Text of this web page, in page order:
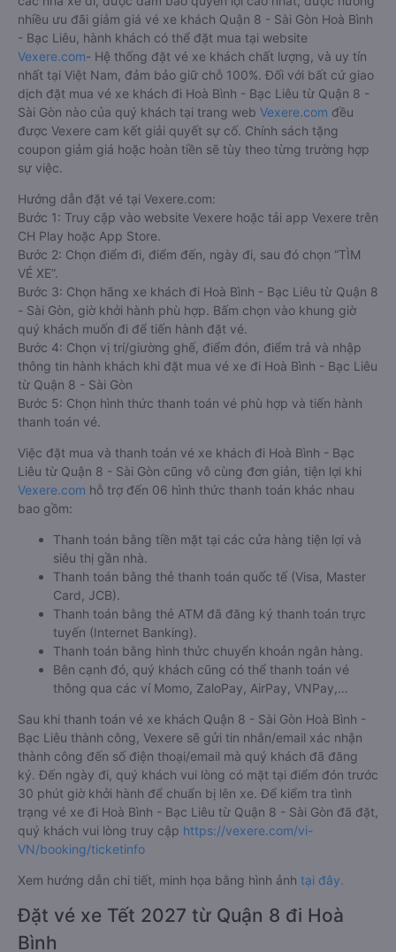
nhiều ưu đãi giảm giá vé xe khách Quận 8 - Sài Gòn Hoà Bình
- Bạc Liêu, hành khách có thể đặt mua tại website
Vexere.com- Hệ thống đặt vé xe khách chất lượng, và uy tín
nhất tại Việt Nam, đảm bảo giữ chỗ 100%. Đối với bất cứ giao
dịch đặt mua vé xe khách đi Hoà Bình - Bạc Liêu từ Quận 8 -
Sài Gòn nào của quý khách tại trang web Vexere.com đều
được Vexere cam kết giải quyết sự cố. Chính sách tặng
coupon giảm giá hoặc hoàn tiền sẽ tùy theo từng trường hợp
sự việc.
Hướng dẫn đặt vé tại Vexere.com:
Bước 1: Truy cập vào website Vexere hoặc tải app Vexere trên
CH Play hoặc App Store.
Bước 2: Chọn điểm đi, điểm đến, ngày đi, sau đó chọn “TÌM
VÉ XE”.
Bước 3: Chọn hãng xe khách đi Hoà Bình - Bạc Liêu từ Quận 8
- Sài Gòn, giờ khởi hành phù hợp. Bấm chọn vào khung giờ
quý khách muốn đi để tiến hành đặt vé.
Bước 4: Chọn vị trí/giường ghế, điểm đón, điểm trả và nhập
thông tin hành khách khi đặt mua vé xe đi Hoà Bình - Bạc Liêu
từ Quận 8 - Sài Gòn
Bước 5: Chọn hình thức thanh toán vé phù hợp và tiến hành
thanh toán vé.
Việc đặt mua và thanh toán vé xe khách đi Hoà Bình - Bạc
Liêu từ Quận 8 - Sài Gòn cũng vô cùng đơn giản, tiện lợi khi
Vexere.com hỗ trợ đến 06 hình thức thanh toán khác nhau
bao gồm:
Thanh toán bằng tiền mặt tại các cửa hàng tiện lợi và
siêu thị gần nhà.
Thanh toán bằng thẻ thanh toán quốc tế (Visa, Master
Card, JCB).
Thanh toán bằng thẻ ATM đã đăng ký thanh toán trực
tuyến (Internet Banking).
Thanh toán bằng hình thức chuyển khoản ngân hàng.
Bên cạnh đó, quý khách cũng có thể thanh toán vé
thông qua các ví Momo, ZaloPay, AirPay, VNPay,…
Sau khi thanh toán vé xe khách Quận 8 - Sài Gòn Hoà Bình -
Bạc Liêu thành công, Vexere sẽ gửi tin nhắn/email xác nhận
thành công đến số điện thoại/email mà quý khách đã đăng
ký. Đến ngày đi, quý khách vui lòng có mặt tại điểm đón trước
30 phút giờ khởi hành để chuẩn bị lên xe. Để kiểm tra tình
trạng vé xe đi Hoà Bình - Bạc Liêu từ Quận 8 - Sài Gòn đã đặt,
quý khách vui lòng truy cập https://vexere.com/vi-
VN/booking/ticketinfo
Xem hướng dẫn chi tiết, minh họa bằng hình ảnh tại đây.
Đặt vé xe Tết 2027 từ Quận 8 đi Hoà
Bình